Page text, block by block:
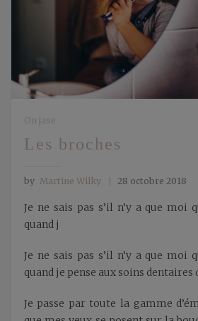
On jase
Les broches
by Martine Wilky 28 octobre 2018
Je ne sais pas s’il n’y a que moi
quand j
Je ne sais pas s’il n’y a que moi
quand je pense aux soins dentaires
Je passe par toute la gamme